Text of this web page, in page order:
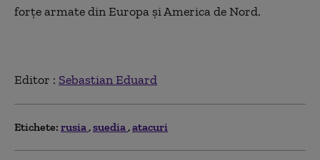
forțe armate din Europa și America de Nord.
Editor : Sebastian Eduard
Etichete: rusia suedia atacuri